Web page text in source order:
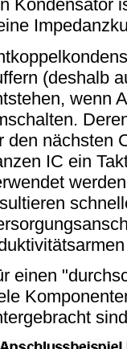
Kondensator
(deshalb
wenn
den nächsten
IC ein
einen